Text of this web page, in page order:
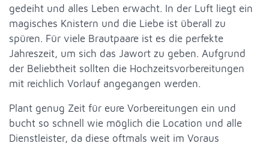
gedeiht und alles Leben erwacht. In der Luft liegt ein
magisches Knistern und die Liebe ist überall zu
spüren. Für viele Brautpaare ist es die perfekte
Jahreszeit, um sich das Jawort zu geben. Aufgrund
der Beliebtheit sollten die Hochzeitsvorbereitungen
mit reichlich Vorlauf angegangen werden.
Plant genug Zeit für eure Vorbereitungen ein und
bucht so schnell wie möglich die Location und alle
Dienstleister, da diese oftmals weit im Voraus